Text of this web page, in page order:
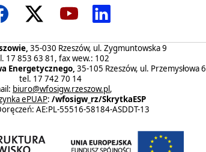
35-030 Rzeszów, ul. Zygmuntowska 9
17 853 63 81, fax wew.: 102
Energetycznego, 35-105 Rzeszów, ul. Przemysłowa 6
tel. 17 742 70 14
biuro@wfosigw.rzeszow.pl,
ePUAP: /wfosigw_rz/SkrytkaESP
AE:PL-55516-58184-ASDDT-13